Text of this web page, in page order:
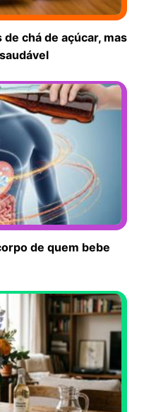
chá de açúcar, mas
de quem bebe